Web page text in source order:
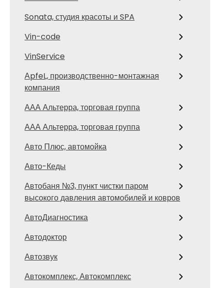
Sonata, студия красоты и SPA
Vin-code
VinService
АpfeL, производственно-монтажная
компания
ААА Альтерра, торговая группа
ААА Альтерра, торговая группа
Авто Плюс, автомойка
Авто-Кеды
Автобаня №3, пункт чистки паром
высокого давления автомобилей и ковров
АвтоДиагностика
Автодоктор
Автозвук
Автокомплекс, Автокомплекс